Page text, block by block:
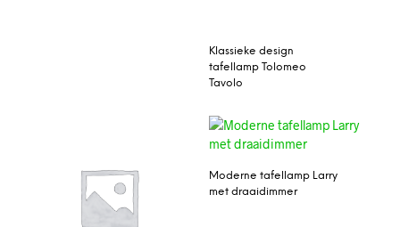
Klassieke design
tafellamp Tolomeo
Tavolo
Moderne tafellamp Larry
met draaidimmer